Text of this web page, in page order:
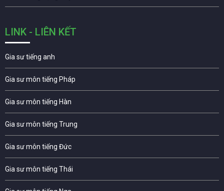
LINK - LIÊN KẾT
Gia sư tiếng anh
Gia sư môn tiếng Pháp
Gia sư môn tiếng Hàn
Gia sư môn tiếng Trung
Gia sư môn tiếng Đức
Gia sư môn tiếng Thái